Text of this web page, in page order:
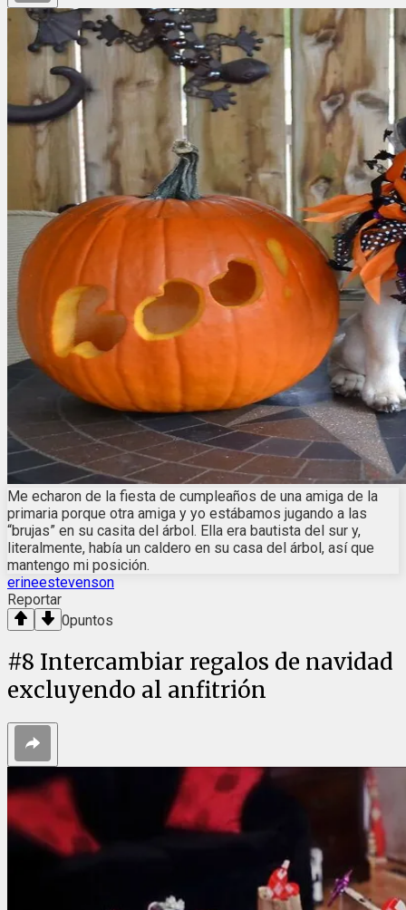
Me echaron de la fiesta de cumpleaños de una amiga de la
primaria porque otra amiga y yo estábamos jugando a las
“brujas” en su casita del árbol. Ella era bautista del sur y,
literalmente, había un caldero en su casa del árbol, así que
mantengo mi posición.
erineestevenson
Reportar
0puntos
#8 Intercambiar regalos de navidad
excluyendo al anfitrión